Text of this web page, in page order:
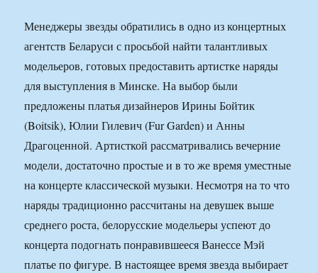
Менеджеры звезды обратились в одно из концертных
агентств Беларуси с просьбой найти талантливых
модельеров, готовых предоставить артистке наряды
для выступления в Минске. На выбор были
предложены платья дизайнеров Ирины Бойтик
(Boitsik), Юлии Гилевич (Fur Garden) и Анны
Драгоценной. Артисткой рассматривались вечерние
модели, достаточно простые и в то же время уместные
на концерте классической музыки. Несмотря на то что
наряды традиционно рассчитаны на девушек выше
среднего роста, белорусские модельеры успеют до
концерта подогнать понравившееся Ванессе Мэй
платье по фигуре. В настоящее время звезда выбирает